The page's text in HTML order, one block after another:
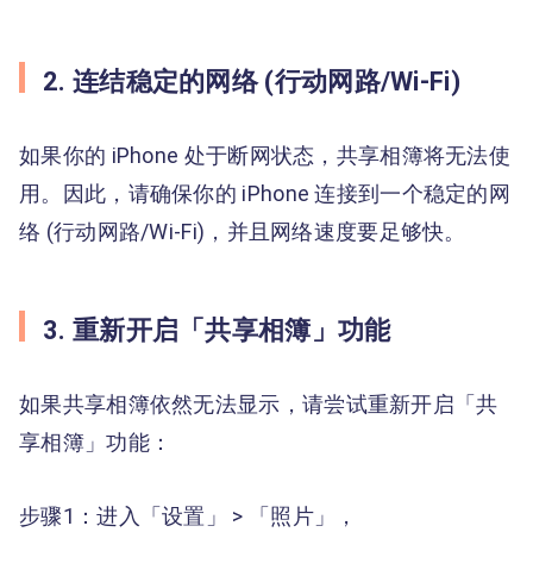
2. 连结稳定的网络 (行动网路/Wi-Fi)
如果你的 iPhone 处于断网状态，共享相簿将无法使
用。因此，请确保你的 iPhone 连接到一个稳定的网
络 (行动网路/Wi-Fi)，并且网络速度要足够快。
3. 重新开启「共享相簿」功能
如果共享相簿依然无法显示，请尝试重新开启「共
享相簿」功能：
步骤1：进入「设置」 > 「照片」，